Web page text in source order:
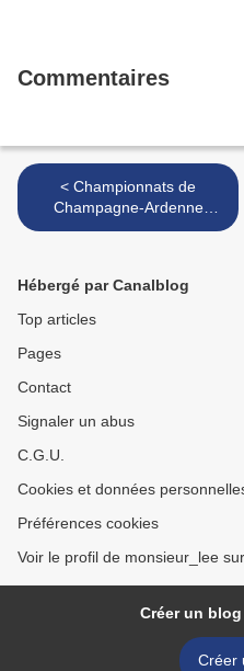
Commentaires
< Championnats de
Champagne-Ardenne
d'athlétisme
Hébergé par Canalblog
Top articles
Pages
Contact
Signaler un abus
C.G.U.
Cookies et données
Préférences cookies
Voir le profil de monsieur_lee
Créer un
Créer